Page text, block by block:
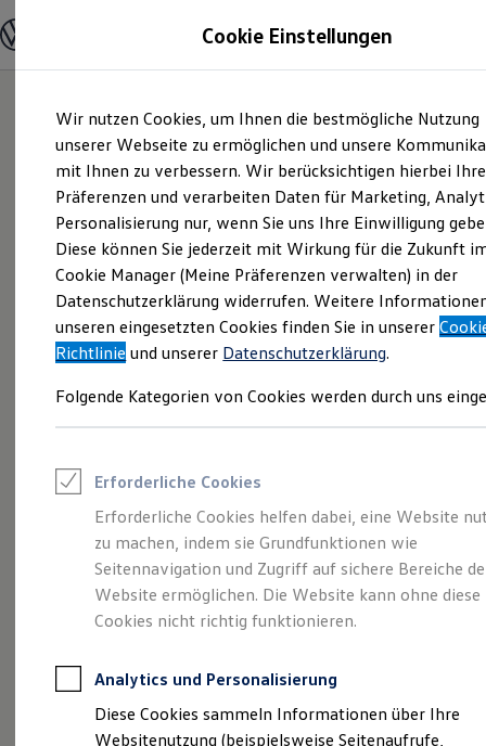
Hauptinhalt
springen
Footer
springen
Modelle und Konfigurator
Modelle vergleichen
Elektroautos
ENERGY Sondermodelle
Nutzfahrzeuge
SUV und CUV
Familienautos
Kombis
Kompaktwagen
Sportwagen
Schnell verfügbare Fahrzeuge
Angebote und Produkte
Aktuelle Angebote
E-Auto-Förderung
Volkswagen Marktplatz
Junge Gebrauchtwagen und Gebrauchtwagen
Saisonangebote
Leasing
Leasing-Angebote
Gebrauchtwagen Leasing
Junge Gebrauchtwagen-Leasing
Elektroauto Leasing
Kleinwagen-Leasing
Leasing ohne Anzahlung
Autokredit mit Schlussrate
Versicherungen und Garantien
Kfz-Versicherung
Restschuldversicherungen
Gepflegt, geprüft und
für gut befunden.
Volkswagen
Zertifizierte
Cookie Einstellungen
Wir nutzen Cookies, um Ihnen die bestmögliche Nutzung
unserer Webseite zu ermöglichen und unsere
mit Ihnen zu verbessern. Wir berücksichtigen hierbei Ihre
Präferenzen und verarbeiten Daten für Marketing,
Personalisierung nur, wenn Sie uns Ihre Einwilligung
Diese können Sie jederzeit mit Wirkung für die Zukunft
Cookie Manager (Meine Präferenzen verwalten) in der
Datenschutzerklärung widerrufen. Weitere
unseren eingesetzten Cookies finden Sie in unserer
Richtlinie und unserer Datenschutzerklärung.
Folgende Kategorien von Cookies werden durch uns
Erforderliche Cookies
Erforderliche Cookies helfen dabei, eine Website
zu machen, indem sie Grundfunktionen wie
Seitennavigation und Zugriff auf sichere Bereiche
Website ermöglichen. Die Website kann ohne diese
Cookies nicht richtig funktionieren.
Analytics und Personalisierung
Diese Cookies sammeln Informationen über Ihre
Websitenutzung (beispielsweise Seitenaufrufe,